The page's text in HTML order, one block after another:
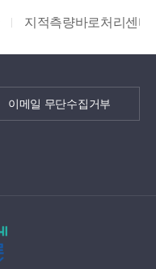
지적측량바로처리센터
이메일 무단수집거부